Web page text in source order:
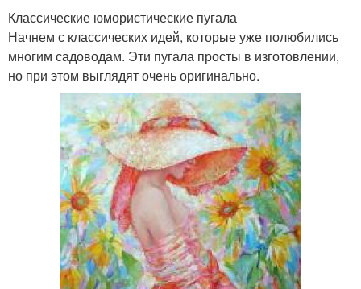
Классические юмористические пугала
Начнем с классических идей, которые уже полюбились
многим садоводам. Эти пугала просты в изготовлении,
но при этом выглядят очень оригинально.